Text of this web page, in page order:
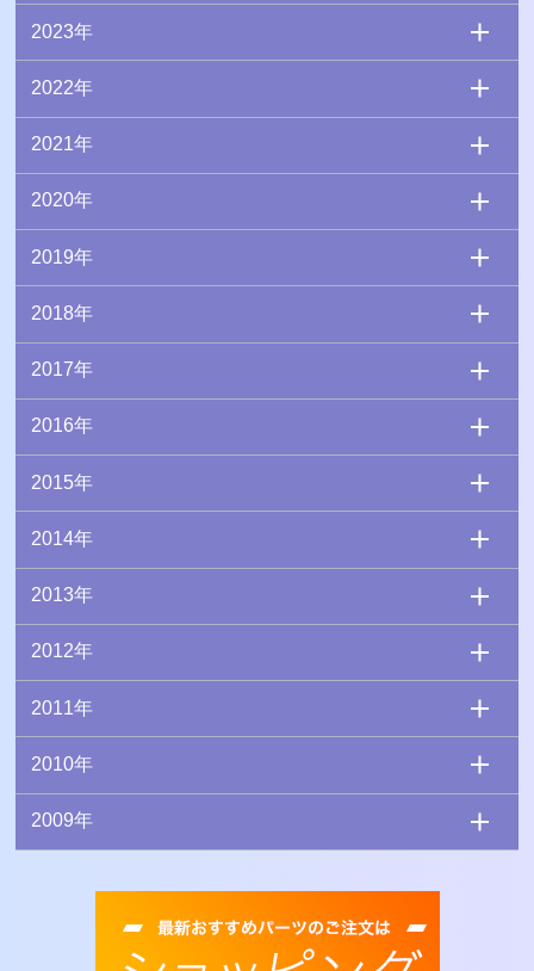
2023年
2022年
2021年
2020年
2019年
2018年
2017年
2016年
2015年
2014年
2013年
2012年
2011年
2010年
2009年